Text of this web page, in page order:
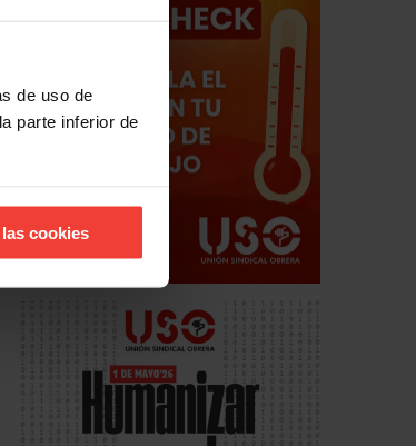
de uso de
parte inferior de
cookies